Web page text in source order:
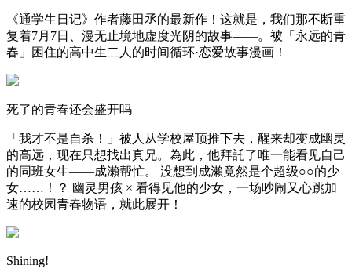
《通学生日记》作者藤田丞的最新作！这就是，我们那不断重
复着7月7日、漫无止境地虚度光阴的故事——。被「永远的青
春」困住的高中生二人的时间循环·恋爱故事漫画！
死了的青春还会盛开吗
「我才不是自杀！」被人从学校屋顶推下去，醒来却变成幽灵
的高远，现在只想找出真兄。為此，他拜託了唯一能看见自己
的同班女生——成瀨帮忙。 没想到成瀨竟然是个超级○○的少
女……！？ 幽灵男孩 × 看得见他的少女，一场吵闹又心跳加
速的校园青春物语，就此展开！
Shining!